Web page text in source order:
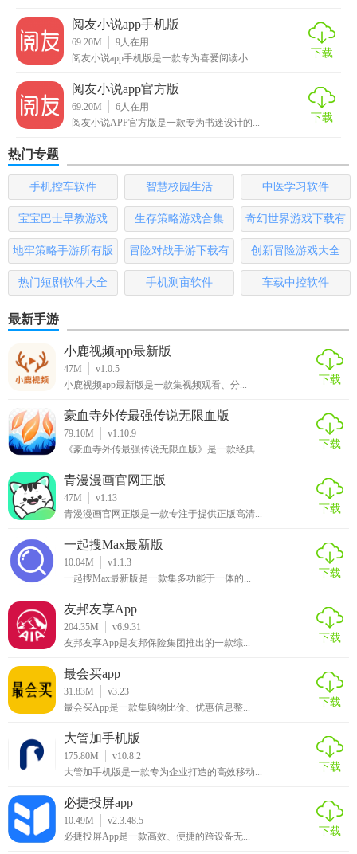
【阅友小说app内容】
1. 海量书库：收录了大量热门小说，涵盖多个类别，满足不
2. 原创内容：与众多作家合作，提供独家原创小说，保持内
容的新鲜与独特性。
3. 更新提醒：关注的小说更新时，会及时通知用户，不错过
任何精彩章节。
【阅友小说app玩法】
1. 个性化书架：用户可以创建自己的书架，收藏喜欢的书
籍，方便管理。
情，与其他书友交流。
3. 活动参与：定期举办阅读挑战、书评大赛等活动，增加阅
读的趣味性。
4. 设置提醒：设置每日阅读目标，完成后可获取奖励或解锁
成就。
阅友小说APP凭借其丰富的资源库、贴心的阅读功能和活跃的
社区氛围，成为众多小说爱好者的首选。其简洁的界面设计
和流畅的操作体验也赢得了用户的好评。虽然偶尔会有广告
打扰，但整体上瑕不掩瑜，是一款值得推荐的阅读应用。对
于想要随时随地享受阅读乐趣的用户来说，阅友小说APP是一
个不错的选择。
阅友小说app手机版
69.20M 9 人在用
阅友小说app手机版是一款专为喜爱阅读小...
下载
阅友小说app官方版
69.20M 6 人在用
阅友小说APP官方版是一款专为书迷设计的...
下载
热门专题
手机控车软件 智慧校园生活 中医学习软件
宝宝巴士早教游戏 生存策略游戏合集
奇幻世界游戏下载有
哪些
地牢策略手游所有版
本
冒险对战手游下载有
哪些
创新冒险游戏大全
热门短剧软件大全 手机测亩软件 车载中控软件
最新手游
小鹿视频app最新版
47M
v1.0.5
小鹿视频app最新版是一款集视频观看、分...
下载
豪血寺外传最强传说无限血版
79.10M
v1.10.9
《豪血寺外传最强传说无限血版》是一款经典...
下载
青漫漫画官网正版
47M
v1.13
青漫漫画官网正版是一款专注于提供正版高清...
下载
一起搜Max最新版
10.04M
v1.1.3
一起搜Max最新版是一款集多功能于一体的...
下载
友邦友享App
204.35M
v6.9.31
友邦友享App是友邦保险集团推出的一款综...
下载
最会买app
31.83M
v3.23
最会买App是一款集购物比价、优惠信息整...
下载
大管加手机版
175.80M
v10.8.2
大管加手机版是一款专为企业打造的高效移动...
下载
必捷投屏app
10.49M
v2.3.48.5
必捷投屏App是一款高效、便捷的跨设备无...
下载